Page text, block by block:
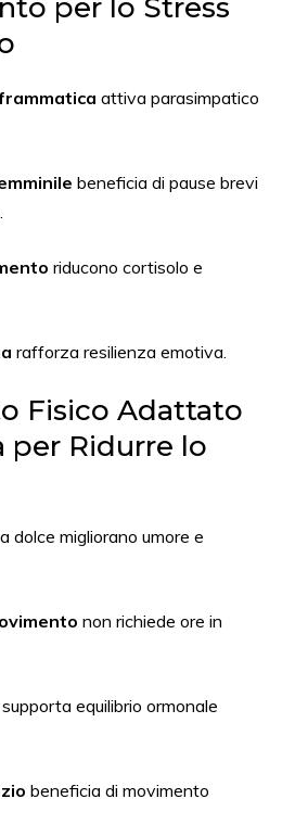
per lo Stress
attiva parasimpatico
beneficia di pause brevi
riducono cortisolo e
rafforza resilienza emotiva.
Fisico Adattato
per Ridurre lo
dolce migliorano umore e
non richiede ore in
supporta equilibrio ormonale
beneficia di movimento